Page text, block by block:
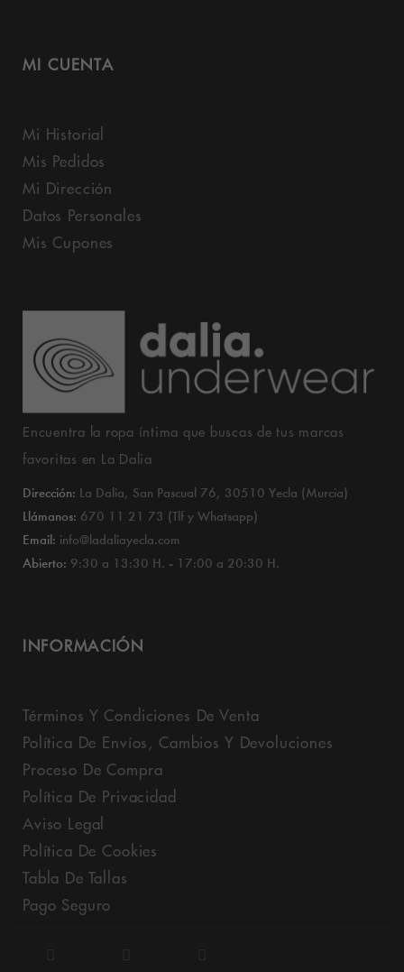
MI CUENTA
Mi Historial
Mis Pedidos
Mi Dirección
Datos Personales
Mis Cupones
Encuentra la ropa íntima que buscas de tus marcas
favoritas en La Dalia
Dirección: La Dalia, San Pascual 76, 30510 Yecla (Murcia)
Llámanos: 670 11 21 73 (Tlf y Whatsapp)
Email: info@ladaliayecla.com
Abierto: 9:30 a 13:30 H. - 17:00 a 20:30 H.
INFORMACIÓN
Términos Y Condiciones De Venta
Política De Envíos, Cambios Y Devoluciones
Proceso De Compra
Política De Privacidad
Aviso Legal
Política De Cookies
Tabla De Tallas
Pago Seguro